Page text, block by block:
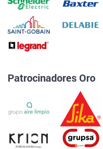
Patrocinadores Oro